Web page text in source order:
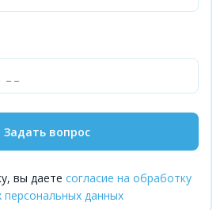
Задать вопрос
вы даете согласие на обработку
персональных данных